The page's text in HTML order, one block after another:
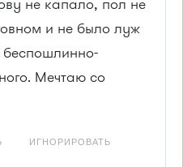
и не было луж
беспошлинно-
Мечтаю со
ИГНОРИРОВАТЬ